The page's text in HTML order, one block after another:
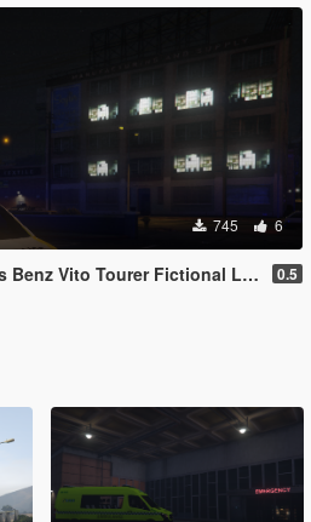
745 6
Tourer Fictional Livery (Williskva) 0.5